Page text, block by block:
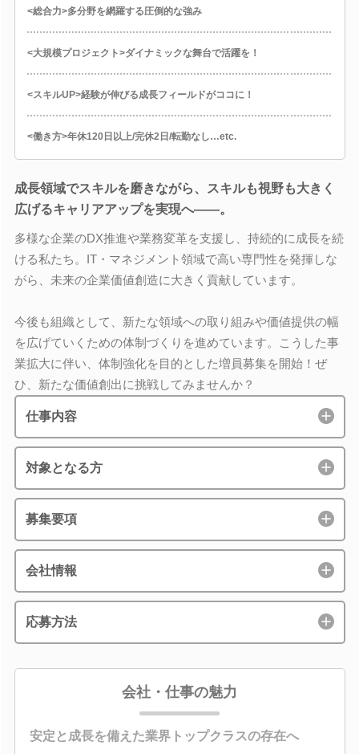
<総合力>多分野を網羅する圧倒的な強み
<大規模プロジェクト>ダイナミックな舞台で活躍を！
<スキルUP>経験が伸びる成長フィールドがココに！
<働き方>年休120日以上/完休2日/転勤なし…etc.
成長領域でスキルを磨きながら、スキルも視野も大きく
広げるキャリアアップを実現へ――。
多様な企業のDX推進や業務変革を支援し、持続的に成長を続
ける私たち。IT・マネジメント領域で高い専門性を発揮しな
がら、未来の企業価値創造に大きく貢献しています。
今後も組織として、新たな領域への取り組みや価値提供の幅
を広げていくための体制づくりを進めています。こうした事
業拡大に伴い、体制強化を目的とした増員募集を開始！ぜ
ひ、新たな価値創出に挑戦してみませんか？
仕事内容
対象となる方
募集要項
会社情報
応募方法
会社・仕事の魅力
安定と成長を備えた業界トップクラスの存在へ